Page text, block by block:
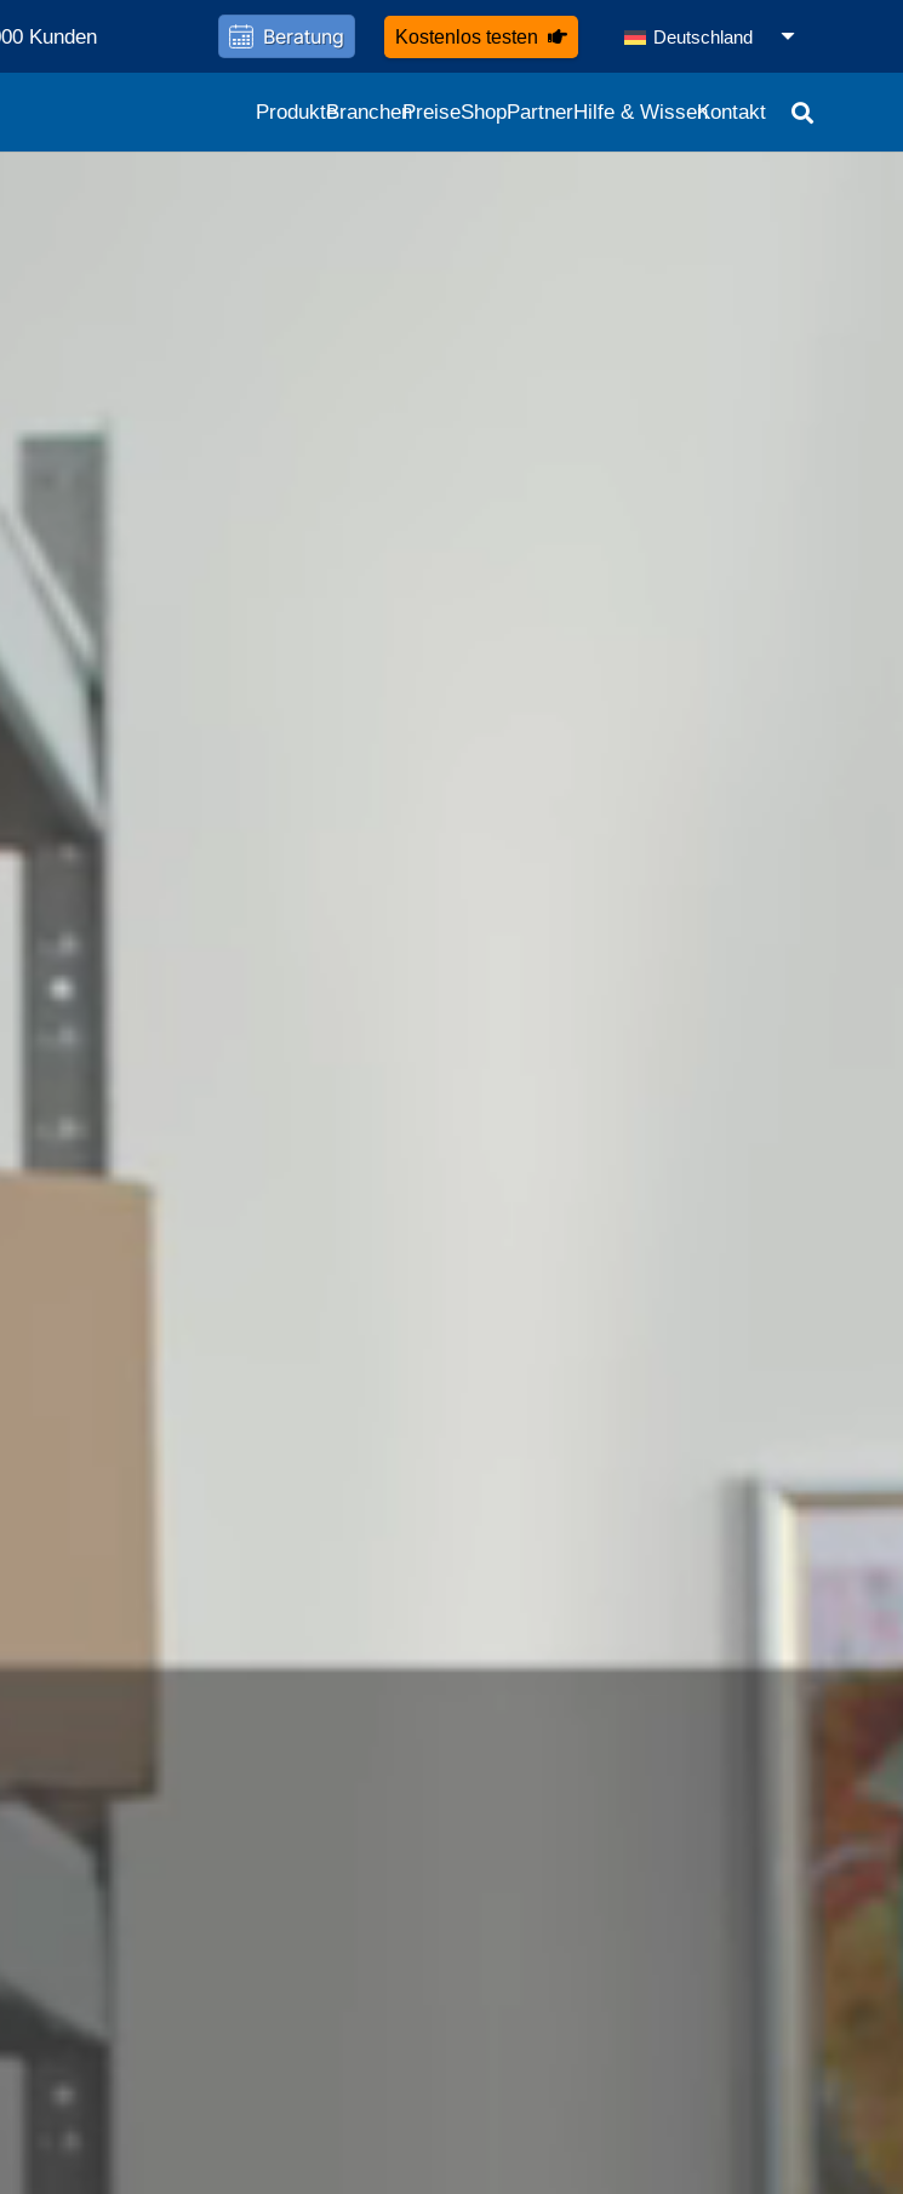
Kunden Beratung Kostenlos testen Deutschland
ProdukteBranchenPreiseShopPartnerHilfe & WissenKontakt